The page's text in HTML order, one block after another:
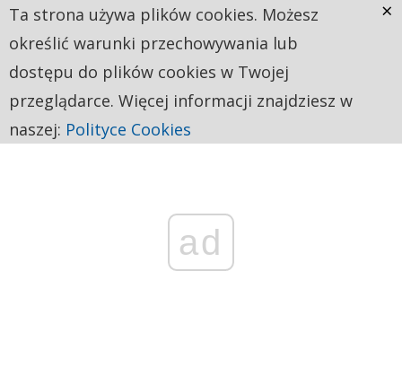
ad
Ta strona używa plików cookies. Możesz
określić warunki przechowywania lub
dostępu do plików cookies w Twojej
przeglądarce. Więcej informacji znajdziesz w
naszej: Polityce Cookies
×